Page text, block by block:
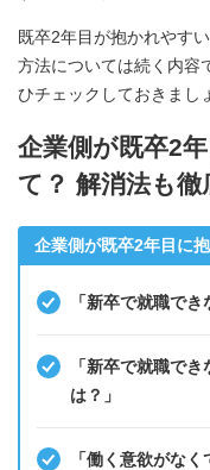
既卒2年目が抱かれやす
方法については続く内容
ひチェックしておきまし
企業側が既卒2
て？ 解消法も徹
企業側が既卒2年目に
「新卒で就職で
「新卒で就職で
は？」
「働く意欲がな